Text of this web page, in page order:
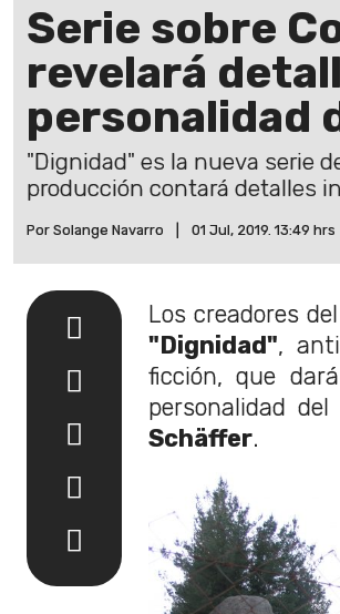
Serie sobre
revelará
personalidad
"Dignidad" es la nueva serie
producción contará detalles
Por Solange Navarro 01 Jul, 2019. 13:49 hrs
Los creadores
"Dignidad",
ficción, que
personalidad
Schäffer.